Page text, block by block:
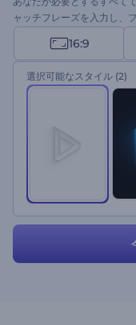
ャッチフレーズを入力し、
あなたの製品プロモーショ
ン・オープニング動画、テ
クトにそれを使用してくだ
入れるのは、ただクリック
16:9
選択可能なスタイル (2)